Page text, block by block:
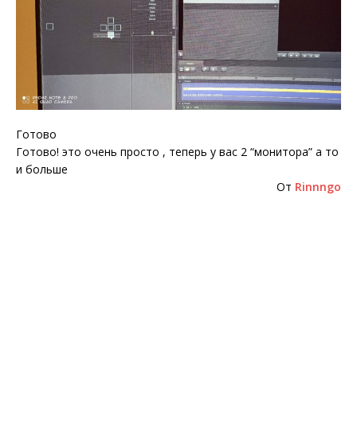
Готово
Готово! это очень просто , теперь у вас 2 “монитора” а то
и больше
От Rinnngo